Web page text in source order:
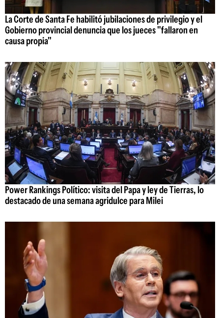
La Corte de Santa Fe habilitó jubilaciones de privilegio y el
Gobierno provincial denuncia que los jueces "fallaron en
causa propia"
Power Rankings Político: visita del Papa y ley de Tierras, lo
destacado de una semana agridulce para Milei